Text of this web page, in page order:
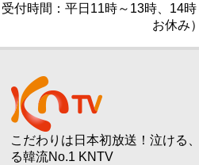
受付時間：平日11時～13時、14
お休み）
こだわりは日本初放送！泣ける
る韓流No.1 KNTV